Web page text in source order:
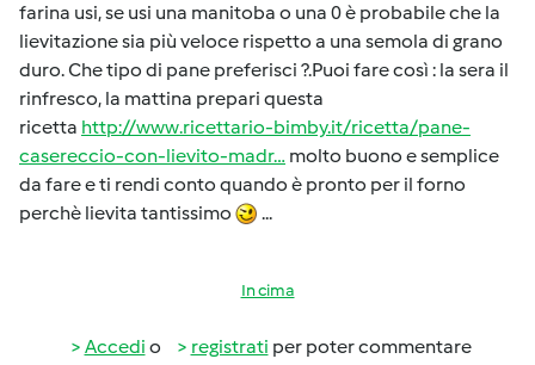
farina usi, se usi una manitoba o una 0 è probabile che la
lievitazione sia più veloce rispetto a una semola di grano
duro. Che tipo di pane preferisci ?.Puoi fare così : la sera il
rinfresco, la mattina prepari questa
ricetta http://www.ricettario-bimby.it/ricetta/pane-
casereccio-con-lievito-madr… molto buono e semplice
da fare e ti rendi conto quando è pronto per il forno
perchè lievita tantissimo
...
In cima
Accedi o registrati per poter commentare